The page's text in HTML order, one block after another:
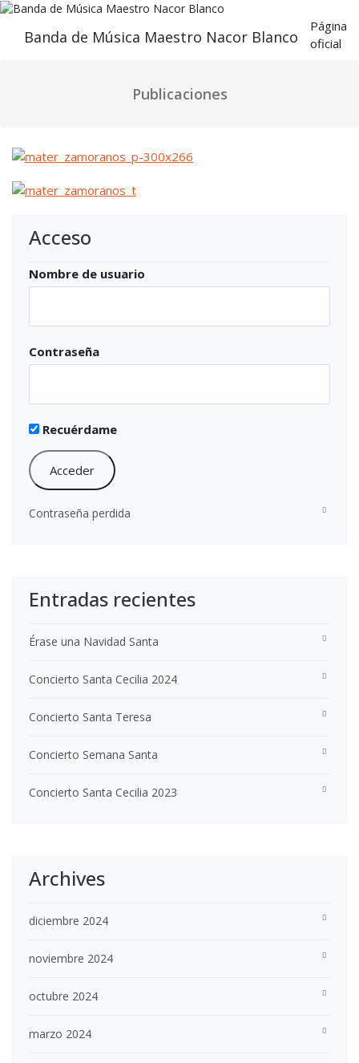
Saltar
contenidoBanda de Música Maestro Nacor Blanco
Página
oficial
Publicaciones
Acceso
Nombre de usuario
Contraseña
Recuérdame
Contraseña perdida
Entradas recientes
Érase una Navidad Santa
Concierto Santa Cecilia 2024
Concierto Santa Teresa
Concierto Semana Santa
Concierto Santa Cecilia 2023
Archives
diciembre 2024
noviembre 2024
octubre 2024
marzo 2024